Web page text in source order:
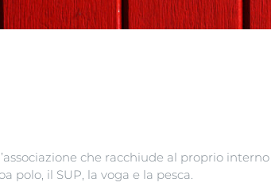
che racchiude al proprio interno
polo, il SUP, la voga e la pesca.